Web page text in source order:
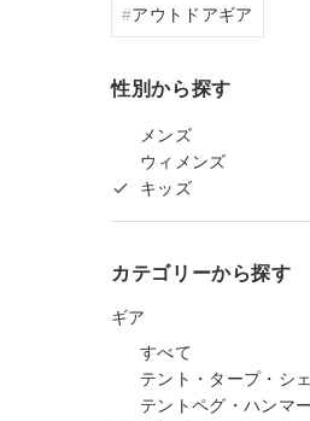
アウトドアギア
性別から探す
メンズ
ウィメンズ
キッズ
カテゴリーから探す
ギア
すべて
テント・タープ・シ
テントペグ・ハンマ